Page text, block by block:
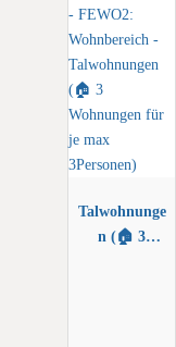
Talwohnunge
n (🏠 3